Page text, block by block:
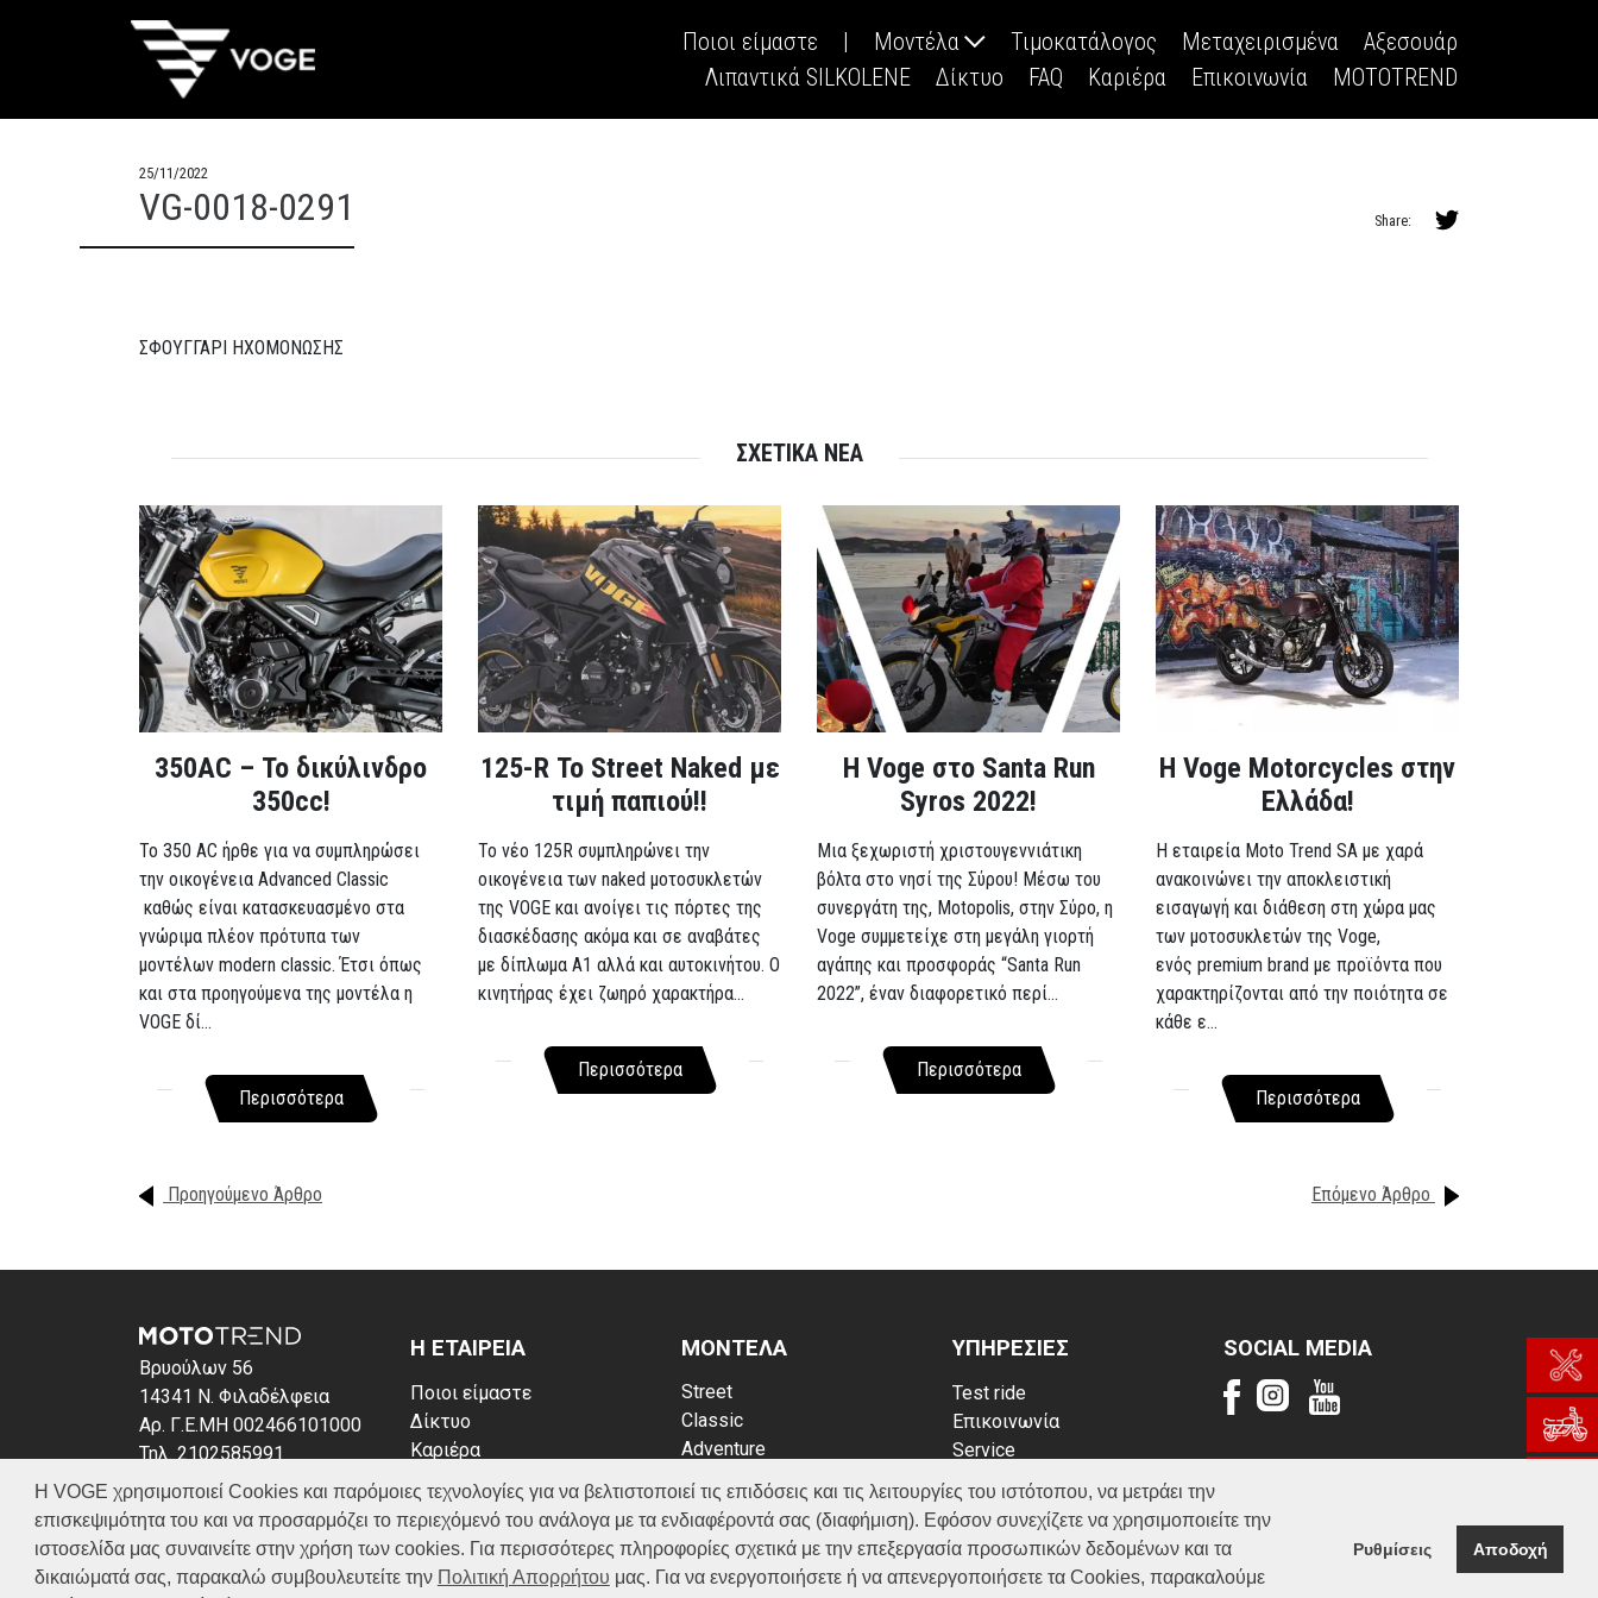
Η VOGE χρησιμοποιεί Cookies και παρόμοιες τεχνολογίες για να βελτιστοποιεί τις επιδόσεις και τις λειτουργίες του ιστότοπου, να μετράει την
επισκεψιμότητα του και να προσαρμόζει το περιεχόμενό του ανάλογα με τα ενδιαφέροντά σας (διαφήμιση). Εφόσον συνεχίζετε να χρησιμοποιείτε την
ιστοσελίδα μας συναινείτε στην χρήση των cookies. Για περισσότερες πληροφορίες σχετικά με την επεξεργασία προσωπικών δεδομένων και τα
δικαιώματά σας, παρακαλώ συμβουλευτείτε την Πολιτική Απορρήτου μας. Για να ενεργοποιήσετε ή να απενεργοποιήσετε τα Cookies, παρακαλούμε
Ρυθμίσεις Αποδοχή
Ποιοι είμαστε | Μοντέλα Τιμοκατάλογος Μεταχειρισμένα
Αξεσουάρ
Λιπαντικά SILKOLENE
Δίκτυο FAQ Καριέρα Επικοινωνία MOTOTREND
25/11/2022
VG-0018-0291 Share:
ΣΦΟΥΓΓΑΡΙ ΗΧΟΜΟΝΩΣΗΣ
ΣΧΕΤΙΚΑ ΝΕΑ
350AC – Το δικύλινδρο
350cc!
To 350 AC ήρθε για να συμπληρώσει
την οικογένεια Advanced Classic
καθώς είναι κατασκευασμένο στα
γνώριμα πλέον πρότυπα των
μοντέλων modern classic. Έτσι όπως
και στα προηγούμενα της μοντέλα η
VOGE δί...
Περισσότερα
125-R Το Street Naked με
τιμή παπιού!!
Το νέο 125R συμπληρώνει την
οικογένεια των naked μοτοσυκλετών
της VOGE και ανοίγει τις πόρτες της
διασκέδασης ακόμα και σε αναβάτες
με δίπλωμα A1 αλλά και αυτοκινήτου. Ο
κινητήρας έχει ζωηρό χαρακτήρα...
Περισσότερα
Η Voge στο Santa Run
Syros 2022!
Μια ξεχωριστή χριστουγεννιάτικη
βόλτα στο νησί της Σύρου! Μέσω του
συνεργάτη της, Motopolis, στην Σύρο, η
Voge συμμετείχε στη μεγάλη γιορτή
αγάπης και προσφοράς “Santa Run
2022”, έναν διαφορετικό περί...
Περισσότερα
H Voge Motorcycles στην
Ελλάδα!
Η εταιρεία Moto Trend SA με χαρά
ανακοινώνει την αποκλειστική
εισαγωγή και διάθεση στη χώρα μας
των μοτοσυκλετών της Voge,
ενός premium brand με προϊόντα που
χαρακτηρίζονται από την ποιότητα σε
κάθε ε...
Περισσότερα
Προηγούμενο Άρθρο Επόμενο Άρθρο
Βρυούλων 56
14341 Ν. Φιλαδέλφεια
Αρ. Γ.Ε.ΜΗ 002466101000
Τηλ. 2102585991
E-mail: info@voge.gr
Η ΕΤΑΙΡΕΙΑ
Ποιοι είμαστε
Δίκτυο
Καριέρα
Πολιτική απορρήτου
Πολιτική Cookies
ΜΟΝΤΕΛΑ
Street
Classic
Adventure
ATV (Loncin)
ΥΠΗΡΕΣΙΕΣ
Test ride
Επικοινωνία
Service
Κατάλογος
FAQ
SOCIAL MEDIA